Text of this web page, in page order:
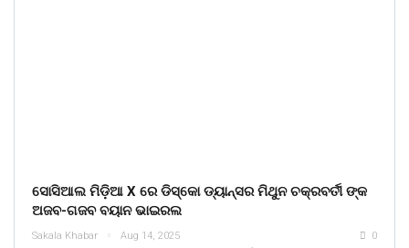
ସୋସିଆଲ ମିଡ଼ିଆ X ରେ ଡିସ୍କୋ ଡ୍ୟାନ୍ସର ମିଥୁନ ଚକ୍ରବର୍ତୀ ଙ୍କ
ଅଜବ-ଗଜବ ବୟାନ ଭାଇରଲ
Sakala Khabar Aug 14, 2025 0